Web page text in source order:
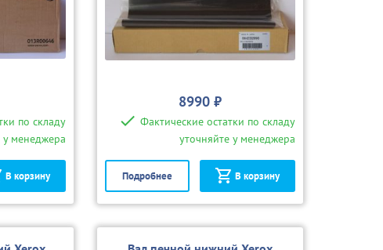
по складу
у менеджера
В корзину
8990 ₽
Фактические остатки по складу
уточняйте у менеджера
Подробнее В корзину